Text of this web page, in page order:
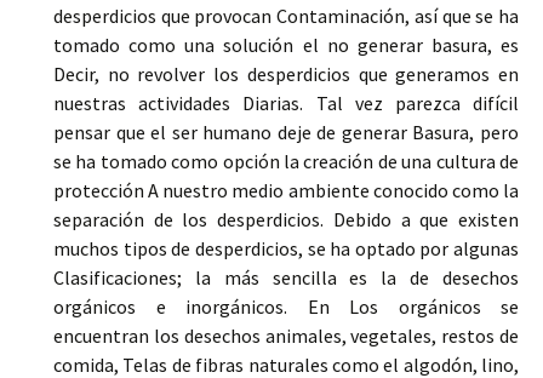
desperdicios que provocan Contaminación, así que se ha
tomado como una solución el no generar basura, es
Decir, no revolver los desperdicios que generamos en
nuestras actividades Diarias. Tal vez parezca difícil
pensar que el ser humano deje de generar Basura, pero
se ha tomado como opción la creación de una cultura de
protección A nuestro medio ambiente conocido como la
separación de los desperdicios. Debido a que existen
muchos tipos de desperdicios, se ha optado por algunas
Clasificaciones; la más sencilla es la de desechos
orgánicos e inorgánicos. En Los orgánicos se
encuentran los desechos animales, vegetales, restos de
comida, Telas de fibras naturales como el algodón, lino,